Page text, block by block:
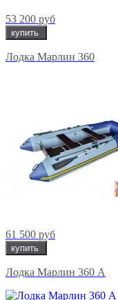
53 200 руб
купить
Лодка Марлин 360
61 500 руб
купить
Лодка Марлин 360 A